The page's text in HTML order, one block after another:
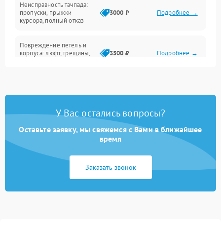
Сеть и интернет
Неисправность тачпада:
пропуски, прыжки
курсора, полный отказ
3000 ₽ Подробнее →
Повреждение петель и
корпуса: люфт, трещины,
3500 ₽ Подробнее →
быстрая разрядка,
2500 ₽ Подробнее →
Неисправность зарядного
питания
2000 ₽ Подробнее →
неисправности кулера
У Вас остались вопросы?
Оставьте заявку, мы свяжемся с Вами в ближайшее
время
Заказать звонок